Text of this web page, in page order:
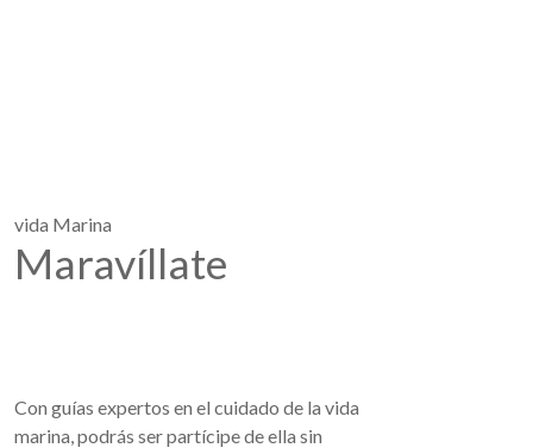
vida Marina
Maravíllate
Con guías expertos en el cuidado de la vida
marina, podrás ser partícipe de ella sin